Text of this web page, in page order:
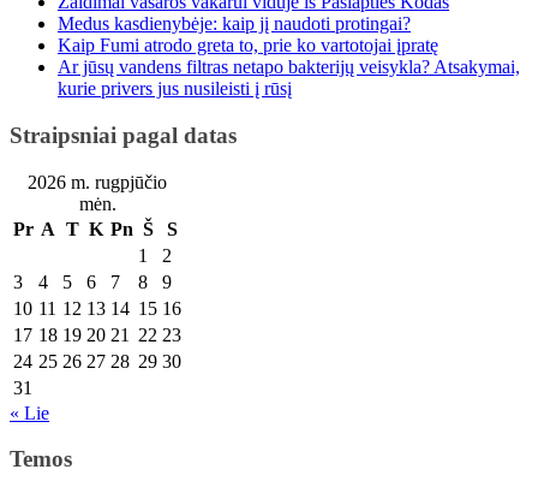
Medus kasdienybėje: kaip jį naudoti protingai?
Kaip Fumi atrodo greta to, prie ko vartotojai įpratę
Ar jūsų vandens filtras netapo bakterijų veisykla? Atsakymai,
kurie privers jus nusileisti į rūsį
Straipsniai pagal datas
2026 m. rugpjūčio
mėn.
Pr A T K Pn Š
S
1
2
3
4 5 6 7 8
9
10 11 12 13 14 15 16
17 18 19 20 21 22 23
24 25 26 27 28 29 30
31
« Lie
Temos